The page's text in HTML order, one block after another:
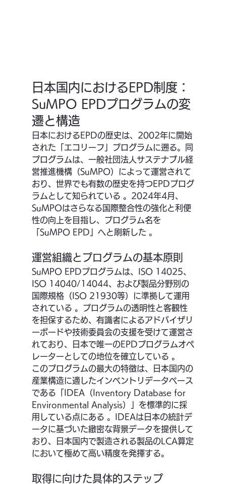
日本国内におけるEPD制度：
SuMPO EPDプログラムの変
遷と構造
日本におけるEPDの歴史は、2002年に開始
された「エコリーフ」プログラムに遡る。同
プログラムは、一般社団法人サステナブル経
営推進機構（SuMPO）によって運営されて
おり、世界でも有数の歴史を持つEPDプログ
ラムとして知られている 。2024年4月、
SuMPOはさらなる国際整合性の強化と利便
性の向上を目指し、プログラム名を
「SuMPO EPD」へと刷新した 。
運営組織とプログラムの基本原則
SuMPO EPDプログラムは、ISO 14025、
ISO 14040/14044、および製品分野別の
国際規格（ISO 21930等）に準拠して運用
されている 。プログラムの透明性と客観性
を担保するため、有識者によるアドバイザリ
ーボードや技術委員会の支援を受けて運営さ
れており、日本で唯一のEPDプログラムオペ
レーターとしての地位を確立している 。
このプログラムの最大の特徴は、日本国内の
産業構造に適したインベントリデータベース
である「IDEA（Inventory Database for
Environmental Analysis）」を標準的に採
用している点にある 。IDEAは日本の統計デ
ータに基づいた緻密な背景データを提供して
おり、日本国内で製造される製品のLCA算定
において極めて高い精度を発揮する。
取得に向けた具体的ステップ